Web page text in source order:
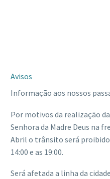
Avisos
Informação aos nossos
Por motivos da realização
Senhora da Madre Deus na
Abril o trânsito será proibido
14:00 e as 19:00.
Será afetada a linha da